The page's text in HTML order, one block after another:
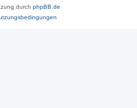
durch phpBB.de